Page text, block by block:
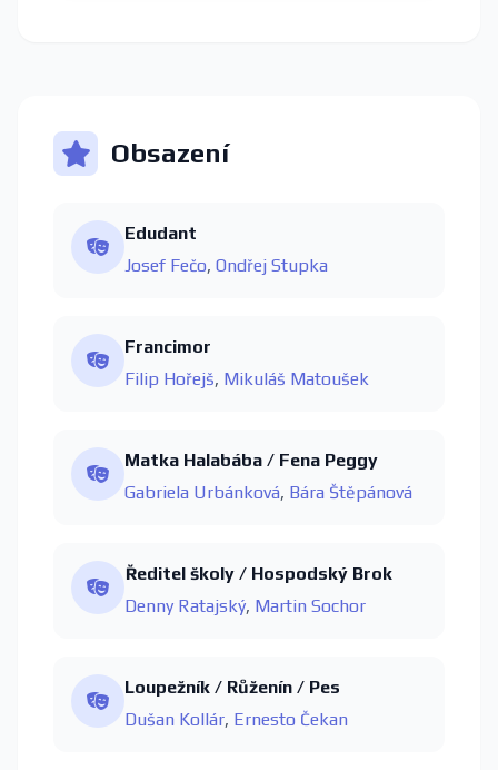
Obsazení
Edudant
Josef Fečo, Ondřej Stupka
Francimor
Filip Hořejš, Mikuláš Matoušek
Matka Halabába / Fena Peggy
Gabriela Urbánková, Bára Štěpánová
Ředitel školy / Hospodský Brok
Denny Ratajský, Martin Sochor
Loupežník / Růženín / Pes
Dušan Kollár, Ernesto Čekan